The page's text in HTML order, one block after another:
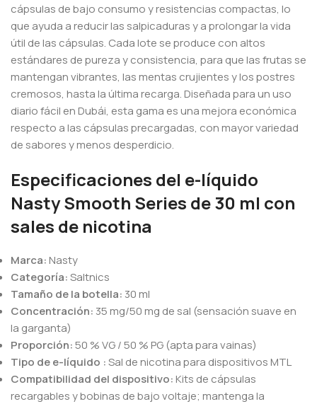
cápsulas de bajo consumo y resistencias compactas, lo
que ayuda a reducir las salpicaduras y a prolongar la vida
útil de las cápsulas. Cada lote se produce con altos
estándares de pureza y consistencia, para que las frutas se
mantengan vibrantes, las mentas crujientes y los postres
cremosos, hasta la última recarga. Diseñada para un uso
diario fácil en Dubái, esta gama es una mejora económica
respecto a las cápsulas precargadas, con mayor variedad
de sabores y menos desperdicio.
Especificaciones del e-líquido
Nasty Smooth Series de 30 ml con
sales de nicotina
Marca:Nasty
Categoría:Saltnics
Tamaño de la botella: 30 ml
Concentración: 35 mg/50 mg de sal (sensación suave en
la garganta)
Proporción:50 % VG / 50 % PG (apta para vainas)
Tipo de e-líquido :Sal de nicotina para dispositivos MTL
Compatibilidad del dispositivo:Kits de cápsulas
recargables y bobinas de bajo voltaje; mantengala